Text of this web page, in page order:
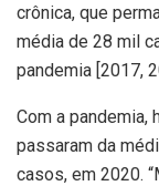
crônica, que
média de 28 mil
pandemia [2017,
Com a pandemia,
passaram da
casos, em 2020.